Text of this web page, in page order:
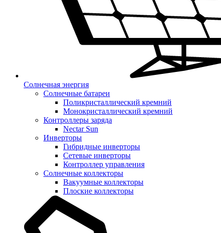
Солнечная энергия
Солнечные батареи
Поликристаллический кремний
Монокристаллический кремний
Контроллеры заряда
Nectar Sun
Инверторы
Гибридные инверторы
Сетевые инверторы
Контроллер управления
Солнечные коллекторы
Вакуумные коллекторы
Плоские коллекторы